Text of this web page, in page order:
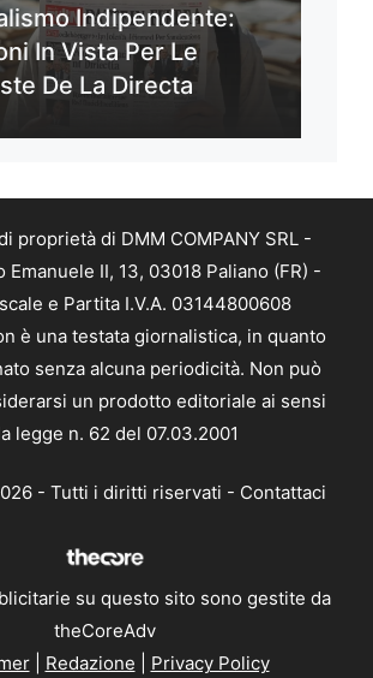
Indipendente:
In Vista Per Le
De La Directa
proprietà di DMM COMPANY SRL -
Emanuele II, 13, 03018 Paliano (FR) -
e Partita I.V.A. 03144800608
è una testata giornalistica, in quanto
senza alcuna periodicità. Non può
un prodotto editoriale ai sensi
legge n. 62 del 07.03.2001
- Tutti i diritti riservati - Contattaci
su questo sito sono gestite da
theCoreAdv
| Redazione Privacy Policy